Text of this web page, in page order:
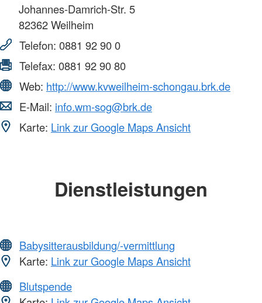
Johannes-Damrich-Str. 5
82362Weilheim
Telefon: 0881 92 90 0
Telefax: 0881 92 90 80
Web: http://www.kvweilheim-schongau.brk.de
E-Mail: info.wm-sog@brk.de
Karte: Link zur Google Maps Ansicht
Dienstleistungen
Babysitterausbildung/-vermittlung
Karte: Link zur Google Maps Ansicht
Blutspende